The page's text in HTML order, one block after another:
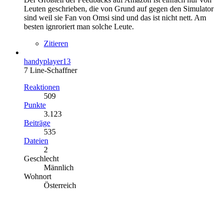
Leuten geschrieben, die von Grund auf gegen den Simulator
sind weil sie Fan von Omsi sind und das ist nicht nett. Am
besten ignroriert man solche Leute.
Zitieren
handyplayer13
7 Line-Schaffner
Reaktionen
509
Punkte
3.123
Beiträge
535
Dateien
2
Geschlecht
Männlich
Wohnort
Österreich